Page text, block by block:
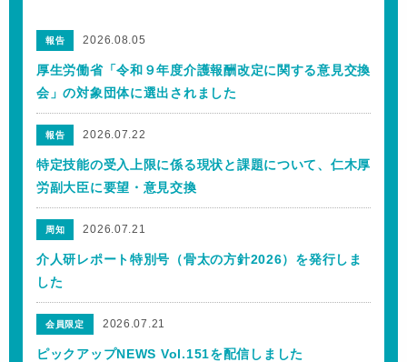
報告 2026.08.05
厚生労働省「令和９年度介護報酬改定に関する意見交換
会」の対象団体に選出されました
報告 2026.07.22
特定技能の受入上限に係る現状と課題について、仁木厚
労副大臣に要望・意見交換
周知 2026.07.21
介人研レポート特別号（骨太の方針2026）を発行しま
した
会員限定 2026.07.21
ピックアップNEWS Vol.151を配信しました